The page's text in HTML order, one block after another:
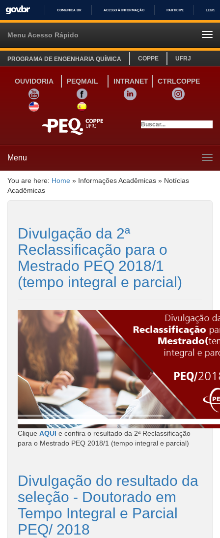
IR
COMUNICA BR ACESSO À INFORMAÇÃO PARTICIPE
Menu Acesso Rápido
PROGRAMA DE ENGENHARIA QUÍMICA COPPE UFRJ
OUVIDORIA PEQMAIL INTRANET
CTRLCOPPE
YOUTUBE
FACEBOOK LINKEDIN
INSTAGRAM
SITE INGLÊS
LINK SITE ESPANHOL
Menu
You are here: Home » Informações Acadêmicas » Notícias
Acadêmicas
Divulgação da 2ª
Reclassificação para o
Mestrado PEQ 2018/1
(tempo integral e parcial)
Clique AQUI e confira o resultado da 2ª Reclassificação
para o Mestrado PEQ 2018/1 (tempo integral e parcial)
Divulgação do resultado da
seleção - Doutorado em
Tempo Integral e Parcial
PEQ/ 2018